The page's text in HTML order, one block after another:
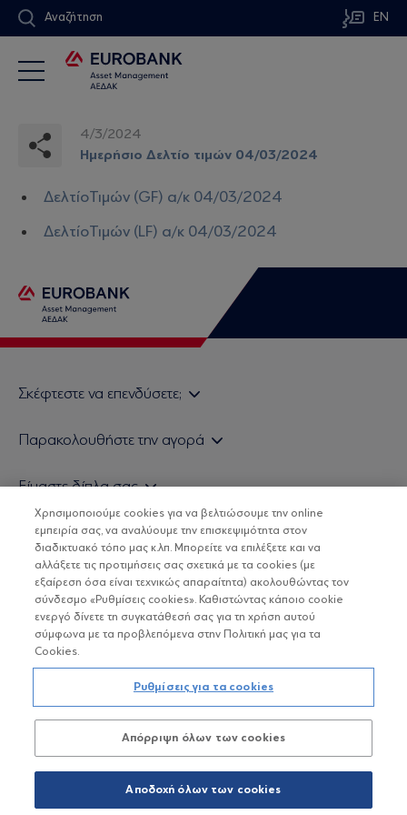
Αναζήτηση EN
4/3/2024
Ημερήσιο Δελτίο τιμών 04/03/2024
ΔελτίοΤιμών (GF) α/κ 04/03/2024
ΔελτίοΤιμών (LF) α/κ 04/03/2024
Σκέφτεστε να επενδύσετε;
Τιμολογιακή Πολιτική
Δείτε τις πολιτικές μας
Βασικές Γνώσεις
Παρακολουθήστε την αγορά
Τα νέα μας
Χρήσιμοι σύνδεσμοι
Είμαστε δίπλα σας
H Eurobank Asset Management ΑΕΔΑΚ
Επενδυτική φιλοσοφία ESG
Πιστοποιημένα στελέχη και συνεργάτες
Αποστολή Βιογραφικών
ΟΙ ΟΣΕΚΑ ΔΕΝ ΕΧΟΥΝ ΕΓΓΥΗΜΕΝΗ ΑΠΟΔΟΣΗ ΚΑΙ ΟΙ
ΠΡΟΗΓΟΥΜΕΝΕΣ ΑΠΟΔΟΣΕΙΣ ΔΕΝ ΔΙΑΣΦΑΛΙΖΟΥΝ ΤΙΣ
ΜΕΛΛΟΝΤΙΚΕΣ
Copyright © Eurobank ΑΕΔΑΚ
Προστασία Προσωπικών Δεδομένων
Όροι χρήσης
Πολιτική cookies
Χρησιμοποιούμε cookies για να βελτιώσουμε την online
εμπειρία σας, να αναλύουμε την επισκεψιμότητα στον
διαδικτυακό τόπο μας κ.λπ. Μπορείτε να επιλέξετε και να
αλλάξετε τις προτιμήσεις σας σχετικά με τα cookies (με
εξαίρεση όσα είναι τεχνικώς απαραίτητα) ακολουθώντας τον
σύνδεσμο «Ρυθμίσεις cookies». Καθιστώντας κάποιο cookie
ενεργό δίνετε τη συγκατάθεσή σας για τη χρήση αυτού
σύμφωνα με τα προβλεπόμενα στην Πολιτική μας για τα
Cookies.
Ρυθμίσεις για τα cookies
Απόρριψη όλων των cookies
Αποδοχή όλων των cookies